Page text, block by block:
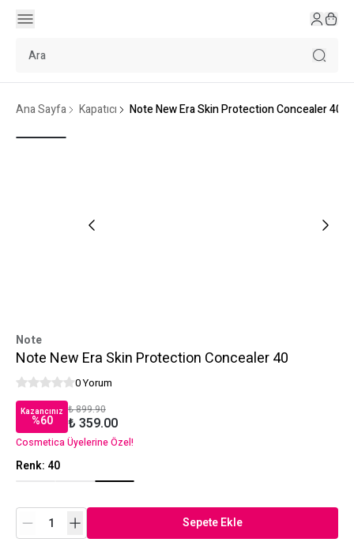
Ana Sayfa Kapatıcı Note New Era Skin Protection Concealer 40
Note
Note New Era Skin Protection Concealer 40
0 Yorum
Kazancınız
%60
₺ 899.90
₺ 359.00
Cosmetica Üyelerine Özel!
Renk: 40
Sepete Ekle